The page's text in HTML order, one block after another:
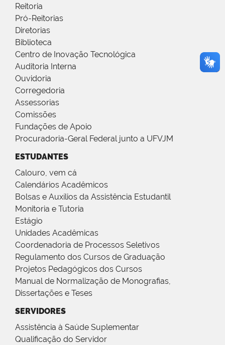
Reitoria
Pró-Reitorias
Diretorias
Biblioteca
Centro de Inovação Tecnológica
Auditoria Interna
Ouvidoria
Corregedoria
Assessorias
Comissões
Fundações de Apoio
Procuradoria-Geral Federal junto a UFVJM
ESTUDANTES
Calouro, vem cá
Calendários Acadêmicos
Bolsas e Auxílios da Assistência Estudantil
Monitoria e Tutoria
Estágio
Unidades Acadêmicas
Coordenadoria de Processos Seletivos
Regulamento dos Cursos de Graduação
Projetos Pedagógicos dos Cursos
Manual de Normalização de Monografias,
Dissertações e Teses
SERVIDORES
Assistência à Saúde Suplementar
Qualificação do Servidor